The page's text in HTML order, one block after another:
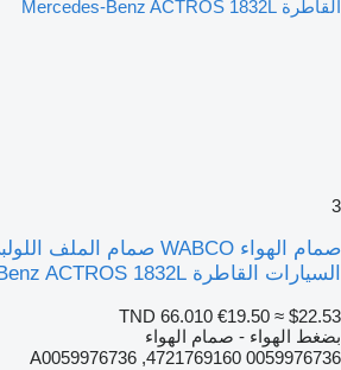
3
السيارات القاطرة Mercedes-Benz ACTROS 1832L
TND 66.010 €19.50 ≈ $22.53
بضغط الهواء - صمام الهواء
0059976736 4721769160, A0059976736